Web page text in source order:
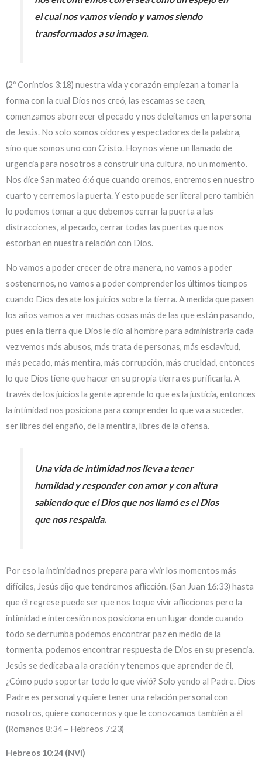
el cual nos vamos viendo y vamos siendo
transformados a su imagen.
(2º Corintios 3:18) nuestra vida y corazón empiezan a tomar la
forma con la cual Dios nos creó, las escamas se caen,
comenzamos aborrecer el pecado y nos deleitamos en la persona
de Jesús. No solo somos oidores y espectadores de la palabra,
sino que somos uno con Cristo. Hoy nos viene un llamado de
urgencia para nosotros a construir una cultura, no un momento.
Nos dice San mateo 6:6 que cuando oremos, entremos en nuestro
cuarto y cerremos la puerta. Y esto puede ser literal pero también
lo podemos tomar a que debemos cerrar la puerta a las
distracciones, al pecado, cerrar todas las puertas que nos
estorban en nuestra relación con Dios.
No vamos a poder crecer de otra manera, no vamos a poder
sostenernos, no vamos a poder comprender los últimos tiempos
cuando Dios desate los juicios sobre la tierra. A medida que pasen
los años vamos a ver muchas cosas más de las que están pasando,
pues en la tierra que Dios le dio al hombre para administrarla cada
vez vemos más abusos, más trata de personas, más esclavitud,
más pecado, más mentira, más corrupción, más crueldad, entonces
lo que Dios tiene que hacer en su propia tierra es purificarla. A
través de los juicios la gente aprende lo que es la justicia, entonces
la intimidad nos posiciona para comprender lo que va a suceder,
ser libres del engaño, de la mentira, libres de la ofensa.
Una vida de intimidad nos lleva a tener
humildad y responder con amor y con altura
sabiendo que el Dios que nos llamó es el Dios
que nos respalda.
Por eso la intimidad nos prepara para vivir los momentos más
difíciles, Jesús dijo que tendremos aflicción. (San Juan 16:33) hasta
que él regrese puede ser que nos toque vivir aflicciones pero la
intimidad e intercesión nos posiciona en un lugar donde cuando
todo se derrumba podemos encontrar paz en medio de la
tormenta, podemos encontrar respuesta de Dios en su presencia.
Jesús se dedicaba a la oración y tenemos que aprender de él,
¿Cómo pudo soportar todo lo que vivió? Solo yendo al Padre. Dios
Padre es personal y quiere tener una relación personal con
nosotros, quiere conocernos y que le conozcamos también a él
(Romanos 8:34 – Hebreos 7:23)
Hebreos 10:24 (NVI)